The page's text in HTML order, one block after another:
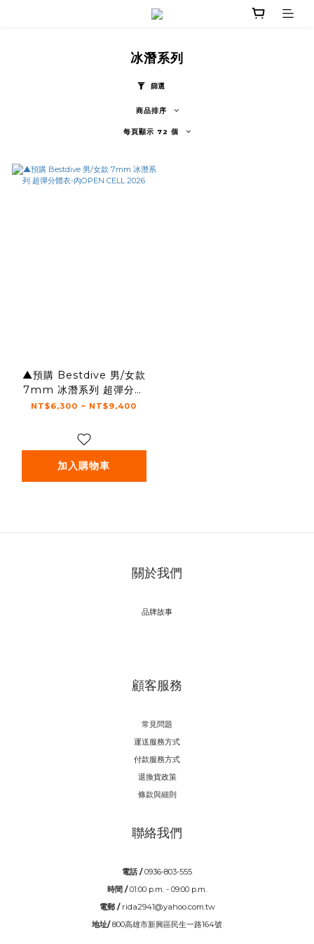
冰潛系列
篩選
商品排序
每頁顯示 72 個
▲預購 Bestdive 男/女款
7mm 冰潛系列 超彈分體
衣-內OPEN CELL 2026
NT$6,300 ~ NT$9,400
加入購物車
關於我們
品牌故事
顧客服務
常見問題
運送服務方式
付款服務方式
退換貨政策
條款與細則
聯絡我們
電話 /0936-803-555
時間 /01:00 p.m. - 09:00 p.m.
電郵 / rida2941@yahoo.com.tw
地址/800高雄市新興區民生一路164號